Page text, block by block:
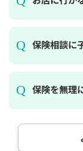
保険相談に
保険を無理